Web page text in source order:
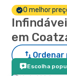
O melhor
em
Ordenar
Escolha